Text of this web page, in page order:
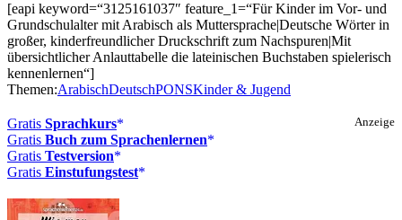
[eapi keyword=“3125161037″ feature_1=“Für Kinder im Vor- und
Grundschulalter mit Arabisch als Muttersprache|Deutsche Wörter in
großer, kinderfreundlicher Druckschrift zum Nachspuren|Mit
übersichtlicher Anlauttabelle die lateinischen Buchstaben spielerisch
kennenlernen“]
Themen:ArabischDeutschPONSKinder & Jugend
Anzeige
Gratis Sprachkurs
Gratis Buch zum Sprachenlernen
Gratis Testversion
Gratis Einstufungstest